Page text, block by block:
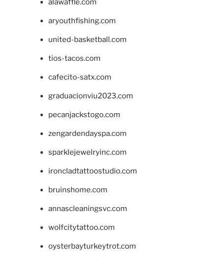
alawaffle.com
aryouthfishing.com
united-basketball.com
tios-tacos.com
cafecito-satx.com
graduacionviu2023.com
pecanjackstogo.com
zengardendayspa.com
sparklejewelryinc.com
ironcladtattoostudio.com
bruinshome.com
annascleaningsvc.com
wolfcitytattoo.com
oysterbayturkeytrot.com